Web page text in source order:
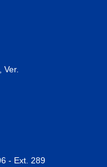
- Ext. 289